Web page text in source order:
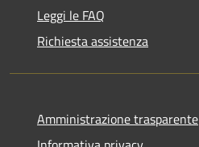
Leggi le FAQ
Richiesta assistenza
Amministrazione trasparente